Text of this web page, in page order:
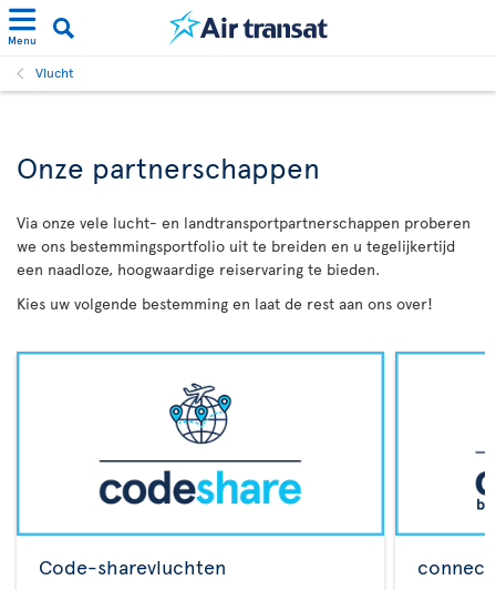
Menu
Vlucht
Onze partnerschappen
Via onze vele lucht- en landtransportpartnerschappen proberen
we ons bestemmingsportfolio uit te breiden en u tegelijkertijd
een naadloze, hoogwaardige reiservaring te bieden.
Kies uw volgende bestemming en laat de rest aan ons over!
Code-sharevluchten